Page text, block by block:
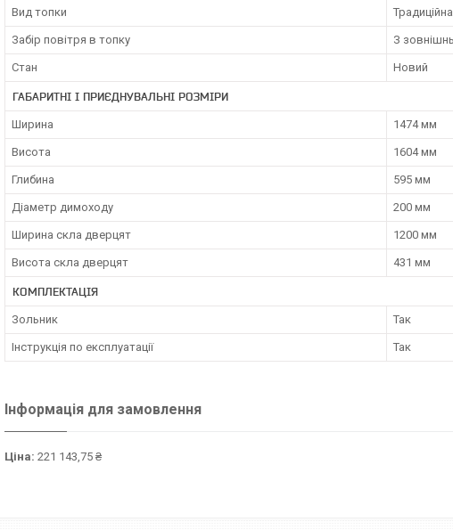
Вид топки
Забір повітря в топку З
Стан Новий
ГАБАРИТНІ І ПРИЄДНУВАЛЬНІ РОЗМІРИ
Ширина 1474 мм
Висота 1604 мм
Глибина 595 мм
Діаметр димоходу 200 мм
Ширина скла дверцят 1200 мм
Висота скла дверцят 431 мм
КОМПЛЕКТАЦІЯ
Зольник Так
Інструкція по експлуатації Так
Інформація для замовлення
Ціна: 221 143,75 ₴